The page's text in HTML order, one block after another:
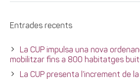
Entrades recents
La CUP impulsa una nova
mobilitzar fins a 800 habitatges
La CUP presenta l’increment de la